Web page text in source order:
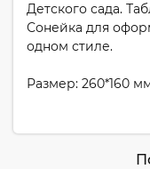
Детского сада.
Сонейка для
одном стиле.
Размер: 260*160